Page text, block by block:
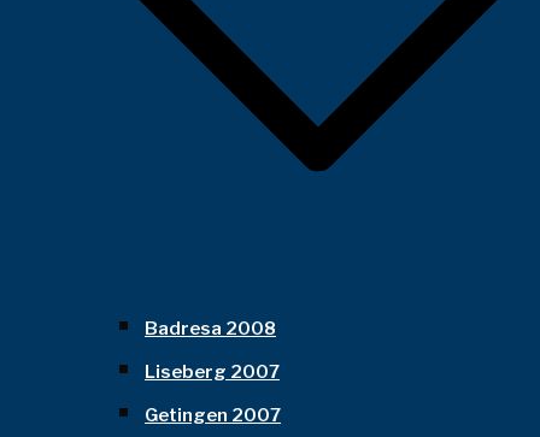
Badresa 2008
Liseberg 2007
Getingen 2007